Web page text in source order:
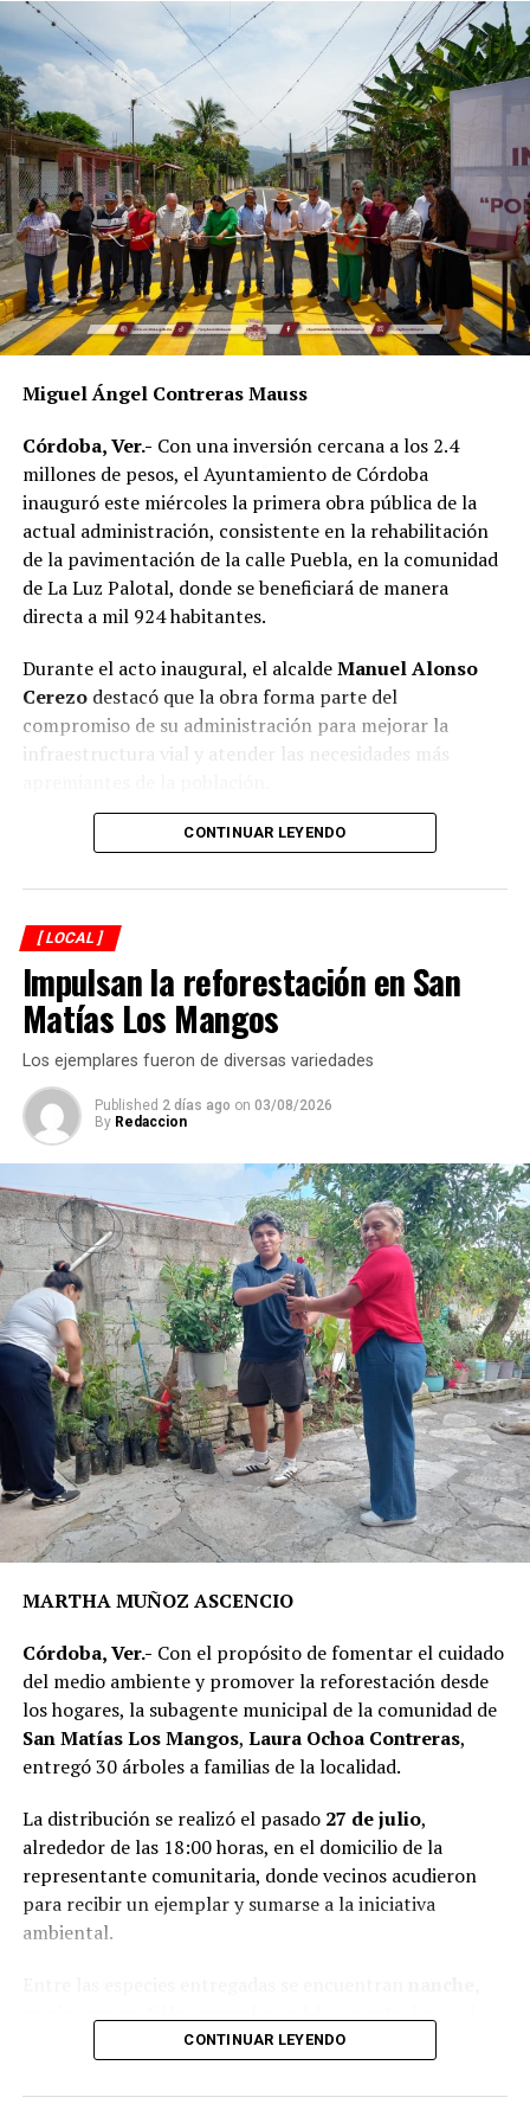
RELATED TOPICS:
DESPUÉS
UMPC supervisa aplicación de protocolos sanitarios
ANTES
Viene ‘ola’ de calor
Miguel Ángel Contreras Mauss
Córdoba, Ver.- Con una inversión cercana a los 2.4
millones de pesos, el Ayuntamiento de Córdoba
inauguró este miércoles la primera obra pública de la
actual administración, consistente en la rehabilitación
de la pavimentación de la calle Puebla, en la comunidad
de La Luz Palotal, donde se beneficiará de manera
directa a mil 924 habitantes.
Durante el acto inaugural, el alcaldeManuel Alonso
Cerezodestacó que la obra forma parte del
compromiso de su administración para mejorar la
infraestructura vial y atender las necesidades más
El presidente municipal señaló que los trabajos fueron
concluidos en 51 días, reduciendo de manera
importante el plazo establecido en el contrato, cuya
fecha de terminación estaba prevista para el próximo 12
de septiembre. Reconoció que el municipio enfrenta
diversos rezagos en materia de infraestructura, aunque
aseguró que durante su administración se continuará
ejecutando obra pública en colonias y comunidades.
La rehabilitación consistió en la colocación de carpeta
asfáltica en caliente sobre una superficie de 2 mil 200
metros cuadrados de la calle Puebla, en el tramo
comprendido entre el camino a Sabana Larga y San
Rafael Calería. Los trabajos fueron financiados con
recursos del Fondo de Aportaciones para el
Comité de Obra,Antonio Herrera Llanos, recordó que
la pavimentación había sido solicitada desde hace varios
años por los habitantes de La Luz Palotal, por lo que
consideró que su ejecución mejorará las condiciones de
movilidad y seguridad para quienes diariamente utilizan
A la inauguración asistieron integrantes del Cabildo,
funcionarios municipales, representantes del comité de
obra y habitantes de la comunidad, quienes recorrieron
el tramo rehabilitado.
programa de infraestructura de la presente
administración, con el objetivo de mejorar las vialidades
municipio.
CONTINUAR LEYENDO
[ LOCAL ]
Impulsan la reforestación en San
Matías Los Mangos
Los ejemplares fueron de diversas variedades
Published 2 días ago on 03/08/2026
By Redaccion
MARTHA MUÑOZ ASCENCIO
Córdoba, Ver.- Con el propósito de fomentar el cuidado
del medio ambiente y promover la reforestación desde
los hogares, la subagente municipal de la comunidad de
San Matías Los Mangos, Laura Ochoa Contreras,
entregó 30 árboles a familias de la localidad.
La distribución se realizó el pasado 27 de julio,
alrededor de las 18:00 horas, en el domicilio de la
representante comunitaria, donde vecinos acudieron
para recibir un ejemplar y sumarse a la iniciativa
ambiental.
fueron destinadas para su siembra en patios y terrenos
verdes y contribuir al cuidado del entorno.
CONTINUAR LEYENDO